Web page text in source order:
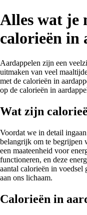
Alles wat je
calorieën in
Aardappelen zijn een
uitmaken van veel
met de calorieën in
op de calorieën in
Wat zijn
Voordat we in detail
belangrijk om te begrijpen
een maateenheid voor
functioneren, en deze
aantal calorieën in voedsel
aan ons lichaam.
Calorieën in